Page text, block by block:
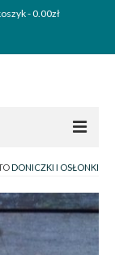
-0.00zł
DONICZKI I OSŁONKI